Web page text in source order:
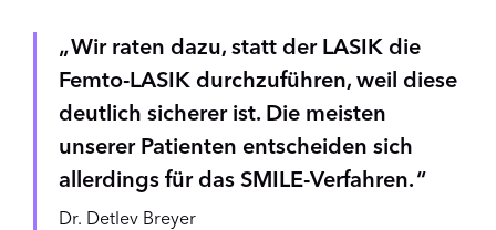
Wir raten dazu, statt der LASIK die
Femto-LASIK durchzuführen, weil diese
deutlich sicherer ist. Die meisten
unserer Patienten entscheiden sich
allerdings für das SMILE-Verfahren.
Dr. Detlev Breyer